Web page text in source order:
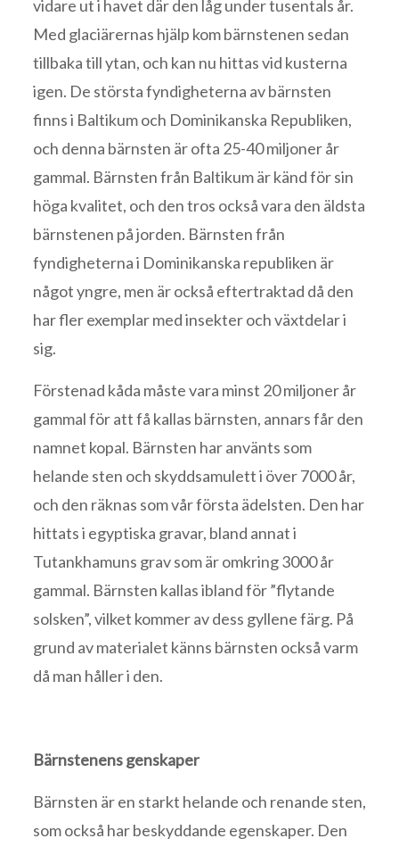
vidare ut i havet där den låg under tusentals år.
Med glaciärernas hjälp kom bärnstenen sedan
tillbaka till ytan, och kan nu hittas vid kusterna
igen. De största fyndigheterna av bärnsten
finns i Baltikum och Dominikanska Republiken,
och denna bärnsten är ofta 25-40 miljoner år
gammal. Bärnsten från Baltikum är känd för sin
höga kvalitet, och den tros också vara den äldsta
bärnstenen på jorden. Bärnsten från
fyndigheterna i Dominikanska republiken är
något yngre, men är också eftertraktad då den
har fler exemplar med insekter och växtdelar i
sig.
Förstenad kåda måste vara minst 20 miljoner år
gammal för att få kallas bärnsten, annars får den
namnet kopal. Bärnsten har använts som
helande sten och skyddsamulett i över 7000 år,
och den räknas som vår första ädelsten. Den har
hittats i egyptiska gravar, bland annat i
Tutankhamuns grav som är omkring 3000 år
gammal. Bärnsten kallas ibland för ”flytande
solsken”, vilket kommer av dess gyllene färg. På
grund av materialet känns bärnsten också varm
då man håller i den.
Bärnstenens genskaper
Bärnsten är en starkt helande och renande sten,
som också har beskyddande egenskaper. Den